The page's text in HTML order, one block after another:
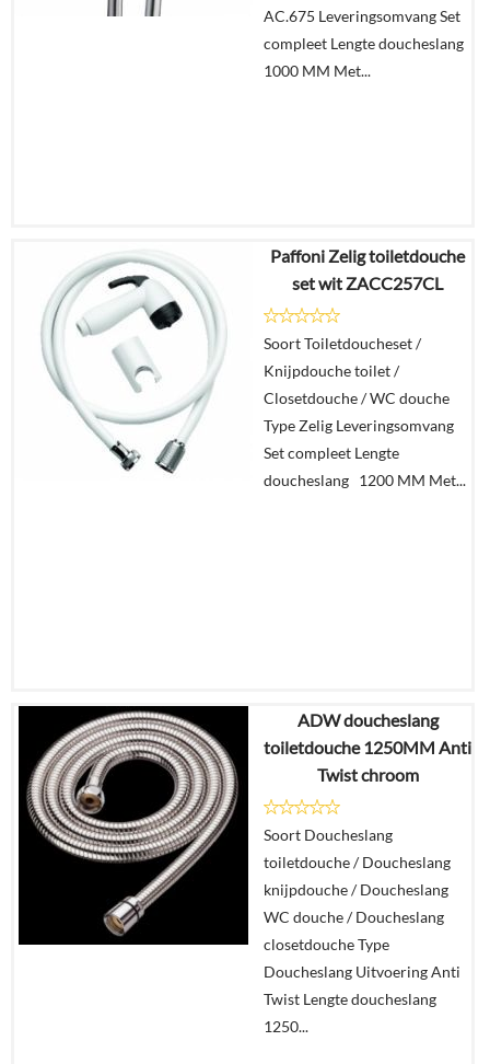
AC.675 Leveringsomvang Set
compleet Lengte doucheslang
1000 MM Met...
€401,90
€245,21
Details
In
winkelmand
Paffoni Zelig toiletdouche
set wit ZACC257CL
Soort Toiletdoucheset /
Knijpdouche toilet /
Closetdouche / WC douche
Type Zelig Leveringsomvang
Set compleet Lengte
doucheslang 1200 MM Met...
€85,91
€78,18
In
winkelmand
ADW doucheslang
toiletdouche 1250MM Anti
Twist chroom
Soort Doucheslang
toiletdouche / Doucheslang
knijpdouche / Doucheslang
WC douche / Doucheslang
closetdouche Type
Doucheslang Uitvoering Anti
Twist Lengte doucheslang
1250...